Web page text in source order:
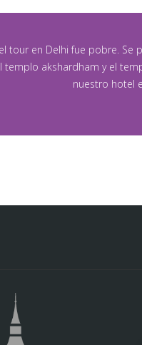
tour en Delhi fue pobre. Se
templo akshardham y el
nuestro hotel